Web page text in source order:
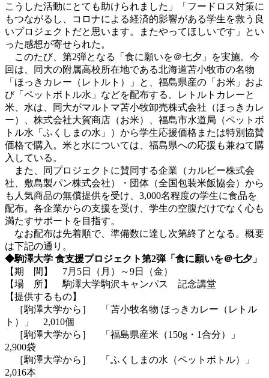
こうした活動にとても助けられました」「フードロス対策に
もつながるし、コロナによる経済的影響がある学生を救う良
いプロジェクトだと思います。またやってほしいです」とい
った感想が寄せられた。
このたび、第2弾となる「食に願いを＠七夕」を実施。今
回は、同大の附属高校所在地である北海道苫小牧市の名物
「ほっきカレー（レトルト）」と、福島県産の「お米」およ
び「ペットボトル水」などを配布する。レトルトカレーと
米、水は、同大がマルトマ苫小牧卸売株式会社（ほっきカレ
ー）、株式会社大賀商店（お米）、福島市水道局（ペットボ
トル水「ふくしまの水」）から学生応援価格または特別協賛
価格で購入。米と水については、福島県への応援も兼ねて購
入している。
また、同プロジェクトに賛同する企業（カルビー株式会
社、敷島製パン株式会社）・団体（全国包装米飯協会）から
も人気商品の無償提供を受け、3,000名程度の学生に食品を
配布。各企業からの支援を受け、学生の空腹だけでなく心も
満たすサポートを目指す。
なお配布は先着順で、準備数に達し次第終了となる。概要
は下記の通り。
◆駒澤大学 食支援プロジェクト第2弾「食に願いを＠七夕」
【期 間】 7月5日（月）～9日（金）
【場 所】 駒澤大学駒沢キャンパス 記念講堂
【提供するもの】
［駒澤大学から］ 「苫小牧名物 ほっきカレー（レトル
ト）」 2,010個
［駒澤大学から］ 「福島県産米（150g・1合分）」
2,900袋
［駒澤大学から］ 「ふくしまの水（ペットボトル）」
2,016本